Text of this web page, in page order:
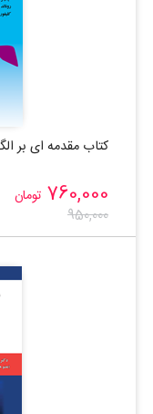
کتاب مقدمه ای بر الگوریتم
760,000 تومان
950,000